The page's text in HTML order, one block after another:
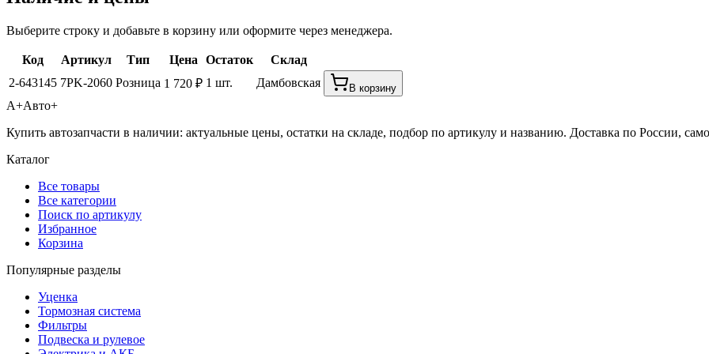
Выберите строку и добавьте в корзину или оформите через менеджера.
Код Артикул Тип Цена Остаток
Склад
2-643145 7PK-2060 Розница 1 720 ₽ 1 шт. Дамбовская В корзину
А+Авто+
Купить автозапчасти в наличии: актуальные цены, остатки на складе, подбор по артикулу и названию. Доставка по России,
Каталог
Все товары
Все категории
Поиск по артикулу
Избранное
Корзина
Популярные разделы
Уценка
Тормозная система
Фильтры
Подвеска и рулевое